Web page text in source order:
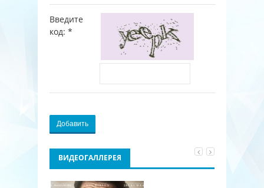
Введите
код: *
Добавить
ВИДЕОГАЛЛЕРЕЯ